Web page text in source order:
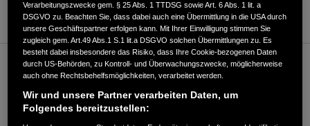
WEBSITE
Verkauf / Kundendienst
02423-4089190
Verarbeitungszwecke gem. § 25 Abs. 1 TTDSG sowie Art. 6 Abs. 1 lit. a
DSGVO zu. Beachten Sie, dass dabei auch eine Übermittlung in die USA durch
unsere Geschäftspartner erfolgen kann. Mit Ihrer Einwilligung stimmen Sie
zugleich gem. Art.49 Abs.1 S.1 lit.a DSGVO solchen Übermittlungen zu. Es
besteht dabei insbesondere das Risiko, dass Ihre Cookie-bezogenen Daten
durch US-Behörden, zu Kontroll- und Überwachungszwecke, möglicherweise
auch ohne Rechtsbehelfsmöglichkeiten, verarbeitet werden.
Wir und unsere Partner verarbeiten Daten, um
Folgendes bereitzustellen: